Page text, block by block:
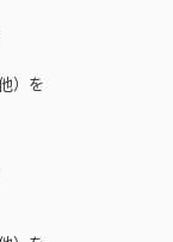
）を